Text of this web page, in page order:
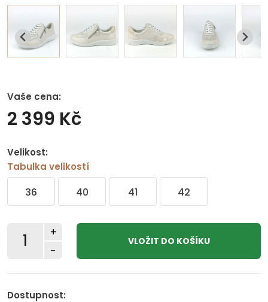
Vaše cena:
2 399 Kč
Velikost:
Tabulka velikostí
36 40 41 42
-
+
Dostupnost: